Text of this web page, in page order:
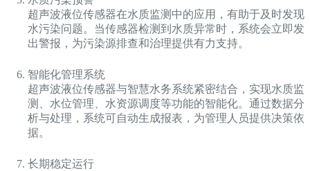
超声波液位传感器在水质监测中的应用，有助于及时发现
水污染问题。当传感器检测到水质异常时，系统会立即发
出警报，为污染源排查和治理提供有力支持。
智能化管理系统
超声波液位传感器与智慧水务系统紧密结合，实现水质监
测、水位管理、水资源调度等功能的智能化。通过数据分
析与处理，系统可自动生成报表，为管理人员提供决策依
据。
长期稳定运行